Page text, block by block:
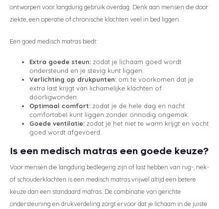
ontworpen voor langdurig gebruik overdag. Denk aan mensen die door
ziekte, een operatie of chronische klachten veel in bed liggen.
Een goed medisch matras biedt:
Extra goede steun: zodat je lichaam goed wordt
ondersteund en je stevig kunt liggen.
Verlichting op drukpunten: om te voorkomen dat je
extra last krijgt van lichamelijke klachten of
doorligwonden.
Optimaal comfort: zodat je de hele dag en nacht
comfortabel kunt liggen zonder onnodig ongemak.
Goede ventilatie: zodat je het niet te warm krijgt en vocht
goed wordt afgevoerd.
Is een medisch matras een goede keuze?
Voor mensen die langdurig bedlegerig zijn of last hebben van rug-, nek-
of schouderklachten is een medisch matras vrijwel altijd een betere
keuze dan een standaard matras. De combinatie van gerichte
ondersteuning en drukverdeling zorgt ervoor dat je lichaam in de juiste